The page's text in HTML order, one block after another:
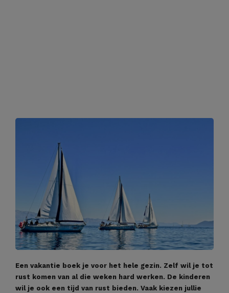
Een vakantie boek je voor het hele gezin. Zelf wil je tot
rust komen van al die weken hard werken. De kinderen
wil je ook een tijd van rust bieden. Vaak kiezen jullie